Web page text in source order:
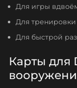
Для игры
Для тренировки
Для быстрой
Карты для